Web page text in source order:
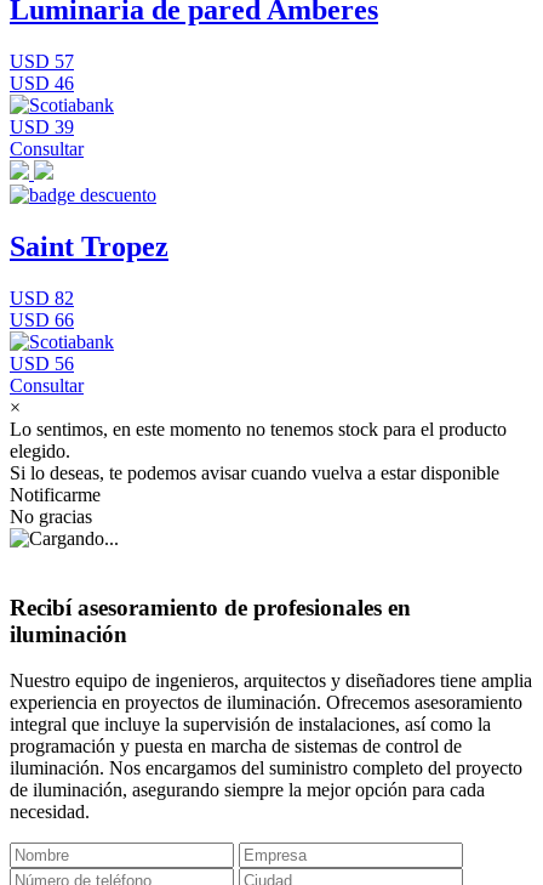
Luminaria de pared Amberes
USD 57
USD 46
USD 39
Consultar
Saint Tropez
USD 82
USD 66
USD 56
Consultar
×
Lo sentimos, en este momento no tenemos stock para el producto
elegido.
Si lo deseas, te podemos avisar cuando vuelva a estar disponible
Notificarme
No gracias
Recibí asesoramiento de profesionales en
iluminación
Nuestro equipo de ingenieros, arquitectos y diseñadores tiene amplia
experiencia en proyectos de iluminación. Ofrecemos asesoramiento
integral que incluye la supervisión de instalaciones, así como la
programación y puesta en marcha de sistemas de control de
iluminación. Nos encargamos del suministro completo del proyecto
de iluminación, asegurando siempre la mejor opción para cada
necesidad.